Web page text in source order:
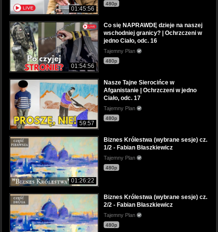
01:45:56
480p
01:54:56
Co się NAPRAWDĘ dzieje na naszej
wschodniej granicy? | Ochrzczeni w
jedno Ciało, odc. 16
Tajemny Plan
480p
59:57
Nasze Tajne Sierocińce w
Afganistanie | Ochrzczeni w jedno
Ciało, odc. 17
Tajemny Plan
480p
01:26:22
Biznes Królestwa (wybrane sesje) cz.
1/2 - Fabian Błaszkiewicz
Tajemny Plan
480p
Biznes Królestwa (wybrane sesje) cz.
2/2 - Fabian Błaszkiewicz
Tajemny Plan
480p